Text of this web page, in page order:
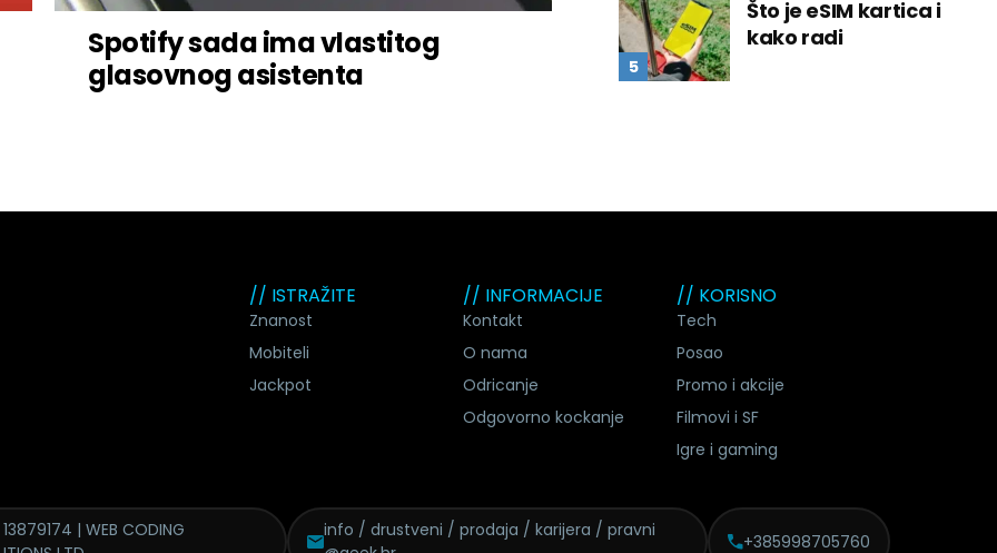
Spotify sada ima vlastitog
glasovnog asistenta
Što je eSIM kartica i
kako radi
// ISTRAŽITE
Znanost
Mobiteli
Jackpot
// INFORMACIJE
Kontakt
O nama
Odricanje
Odgovorno kockanje
// KORISNO
Tech
Posao
Promo i akcije
Filmovi i SF
Igre i gaming
13879174 | WEB CODING
info / drustveni / prodaja / karijera / pravni
+385998705760